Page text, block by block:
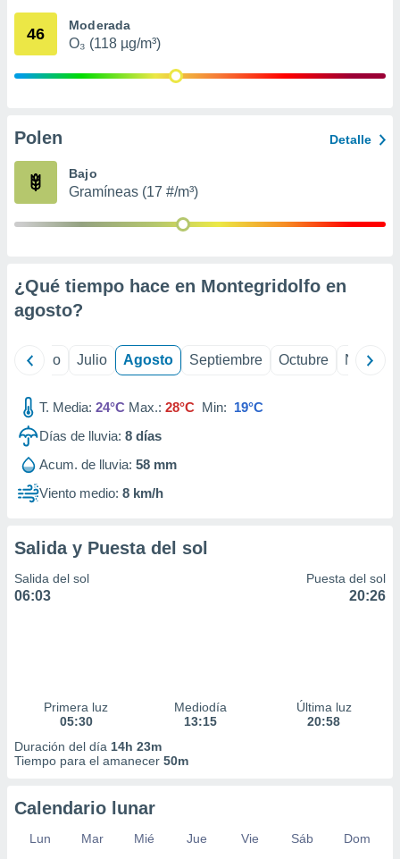
mediante
publicidad
de
46 Moderada
O₃ (118 µg/m³)
Polen Detalle
Bajo
Gramíneas (17 #/m³)
¿Qué tiempo hace en Montegridolfo en
agosto?
Junio Julio Agosto Septiembre Octubre
T. Media: 24°C Max.: 28°C Min: 19°C
Días de lluvia: 8 días
Acum. de lluvia: 58 mm
Viento medio: 8 km/h
Salida y Puesta del sol
Salida del sol
06:03
Puesta del sol
20:26
Primera luz
05:30
Mediodía
13:15
Última luz
20:58
Duración del día 14h 23m
Tiempo para el amanecer 50m
Calendario lunar
Lun Mar Mié Jue Vie Sáb
Dom